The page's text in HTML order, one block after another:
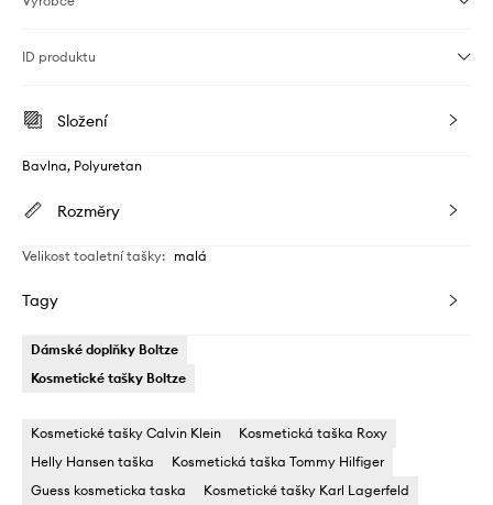
ID produktu
Složení
Bavlna, Polyuretan
Rozměry
Velikost toaletní tašky: malá
Tagy
Dámské doplňky Boltze
Kosmetické tašky Boltze
Kosmetické tašky Calvin Klein
Kosmetická taška Roxy
Helly Hansen taška
Kosmetická taška Tommy Hilfiger
Guess kosmeticka taska
Kosmetické tašky Karl Lagerfeld